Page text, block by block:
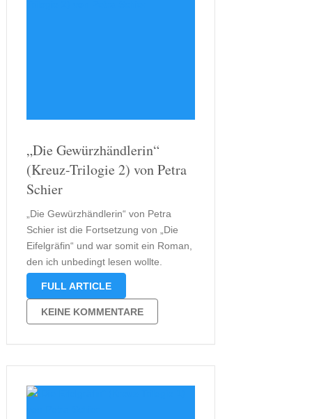
„Die Gewürzhändlerin“
(Kreuz-Trilogie 2) von Petra
Schier
„Die Gewürzhändlerin“ von Petra
Schier ist die Fortsetzung von „Die
Eifelgräfin“ und war somit ein Roman,
den ich unbedingt lesen wollte.
Schließlich wollte ich unbedingt
und ihrer Herrin Elisabeth von Manten
weitergeht. Mittlerweile habe ich auch
den zweiten Teil dieser …
FULL ARTICLE
KEINE KOMMENTARE